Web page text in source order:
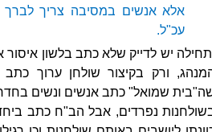
אלא אנשים במסיבה צריך
עכ"ל.
יש לדייק שלא כתב בלשון
ורק בקיצור שולחן ערוך כתב
שמואל" כתב אנשים ונשים
נפרדים, אבל הב"ח כתב